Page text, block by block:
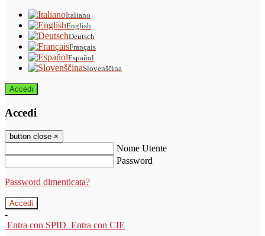
Italiano
English
Deutsch
Français
Español
Slovenščina
Accedi
Accedi
button close ×
Nome Utente
Password
Password dimenticata?
-
Entra con SPID Entra con CIE